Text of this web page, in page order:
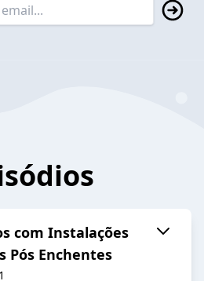
com Instalações
Pós Enchentes